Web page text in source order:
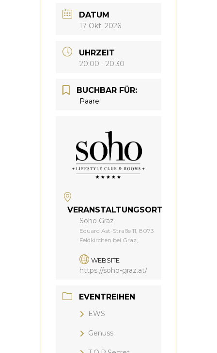
DATUM
17 Okt. 2026
UHRZEIT
20:00 - 20:30
BUCHBAR FÜR:
Paare
VERANSTALTUNGSORT
Soho Graz
Eduard Ast-Straße 11, 8073
Feldkirchen bei Graz,
WEBSITE
https://soho-graz.at/
EVENTREIHEN
EWS
Genuss